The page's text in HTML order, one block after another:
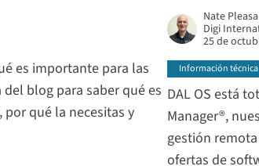
es importante para las
del blog para saber qué es
qué la necesitas y
Nate
Digi
25 de
Información técnica
DAL OS está
Manager®,
gestión
ofertas de